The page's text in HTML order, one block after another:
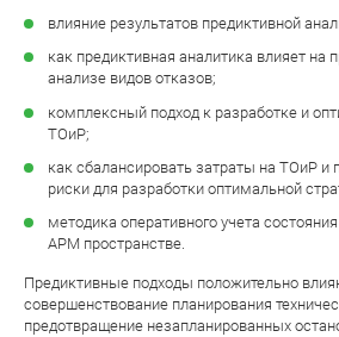
влияние результатов предиктивной
как предиктивная аналитика влияет на
анализе видов отказов;
комплексный подход к разработке и
ТОиР;
как сбалансировать затраты на ТОиР и
риски для разработки оптимальной
методика оперативного учета
APM пространстве.
Предиктивные подходы положительно
совершенствование планирования
предотвращение незапланированных